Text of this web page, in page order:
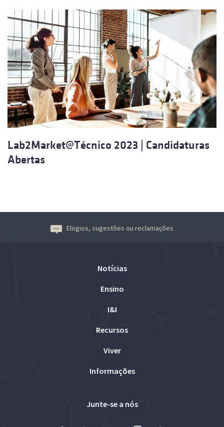
Lab2Market@Técnico 2023 | Candidaturas
Abertas
Elogios, sugestões ou reclamações
Notícias
Ensino
I&I
Recursos
Viver
Informações
Junte-se a nós